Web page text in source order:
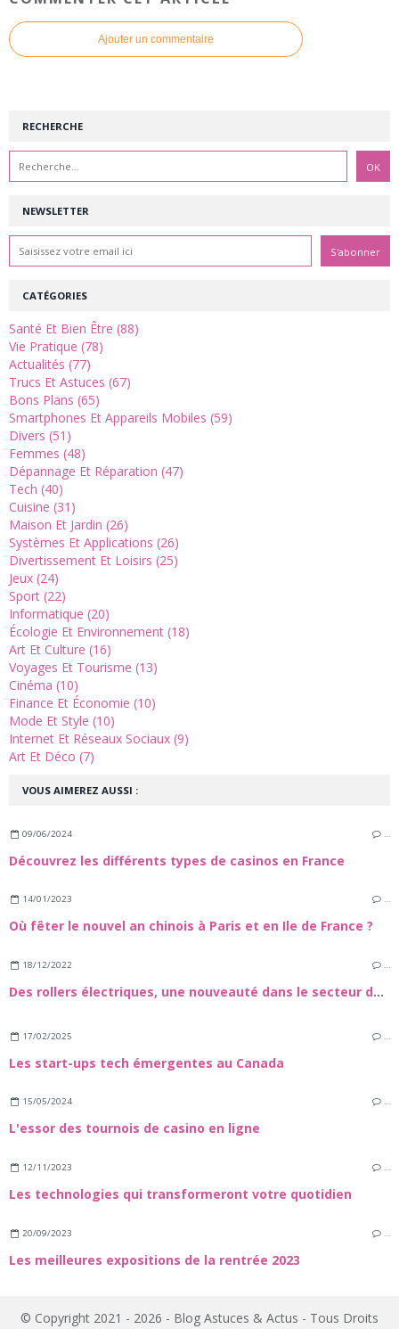
Ajouter un commentaire
NEWSLETTER
RECHERCHE
VOUS AIMEREZ AUSSI :
09/06/2024 …
Découvrez les différents types de casinos en France
14/01/2023 …
Où fêter le nouvel an chinois à Paris et en Ile de France ?
18/12/2022 …
Des rollers électriques, une nouveauté dans le secteur de la mobilité urbaine
17/02/2025 …
Les start-ups tech émergentes au Canada
15/05/2024 …
L'essor des tournois de casino en ligne
12/11/2023 …
Les technologies qui transformeront votre quotidien
20/09/2023
Les meilleures expositions de la rentrée 2023
CATÉGORIES
Santé Et Bien Être (88)
Vie Pratique (78)
Actualités (77)
Trucs Et Astuces (67)
Bons Plans (65)
Smartphones Et Appareils Mobiles (59)
Divers (51)
Femmes (48)
Dépannage Et Réparation (47)
Tech (40)
Cuisine (31)
Maison Et Jardin (26)
Systèmes Et Applications (26)
Divertissement Et Loisirs (25)
Jeux (24)
Sport (22)
Informatique (20)
Écologie Et Environnement (18)
Art Et Culture (16)
Voyages Et Tourisme (13)
Cinéma (10)
Finance Et Économie (10)
Mode Et Style (10)
Internet Et Réseaux Sociaux (9)
Art Et Déco (7)
© Copyright 2021 - 2026 - Blog Astuces & Actus - Tous Droits